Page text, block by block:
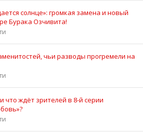
солнце»: громкая замена и новый
Бурака Озчивита!
чьи разводы прогремели на
что ждёт зрителей в 8-й серии